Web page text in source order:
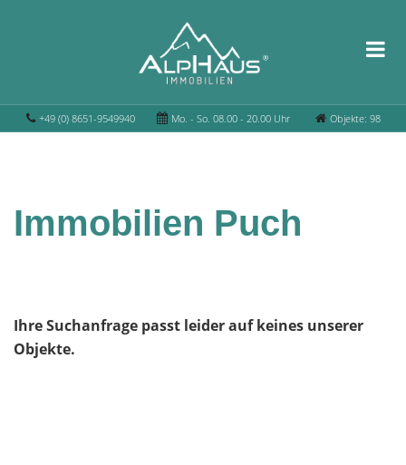
+49 (0) 8651-9549940 Mo. - So. 08.00 - 20.00 Uhr Objekte: 98
Immobilien Puch
Ihre Suchanfrage passt leider auf keines unserer
Objekte.